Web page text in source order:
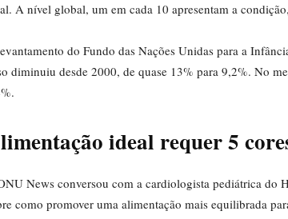
A nível global, um em cada 10 apresentam a
do Fundo das Nações Unidas para a
diminuiu desde 2000, de quase 13% para 9,2%. No
ideal requer 5
News conversou com a cardiologista pediátrica do
como promover uma alimentação mais equilibrada